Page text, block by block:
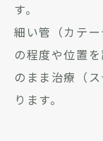
す。
細い管（カテ
の程度や位置
のまま治療（
ります。